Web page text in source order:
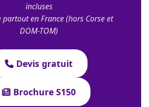
incluses
en France (hors Corse et
DOM-TOM)
Devis gratuit
Brochure S150